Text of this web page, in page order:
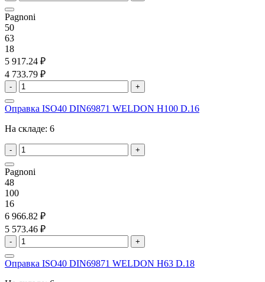
Pagnoni
50
63
18
5 917.24 ₽
4 733.79 ₽
- +
Оправка ISO40 DIN69871 WELDON H100 D.16
На складе: 6
- +
Pagnoni
48
100
16
6 966.82 ₽
5 573.46 ₽
- +
Оправка ISO40 DIN69871 WELDON H63 D.18